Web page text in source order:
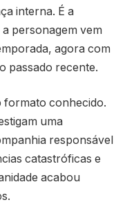
interna. É a
personagem vem
agora com
passado recente.
formato conhecido.
uma
responsável
catastróficas e
acabou